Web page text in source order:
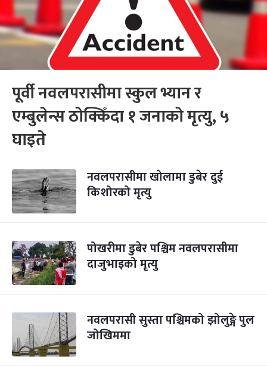
पूर्वी नवलपरासीमा स्कुल भ्यान र
एम्बुलेन्स ठोक्किँदा १ जनाको मृत्यु, ५
घाइते
नवलपरासीमा खोलामा डुबेर दुई
किशोरको मृत्यु
पोखरीमा डुबेर पश्चिम नवलपरासीमा
दाजुभाइको मृत्यु
नवलपरासी सुस्ता पश्चिमको झोलुङ्गे पुल
जोखिममा